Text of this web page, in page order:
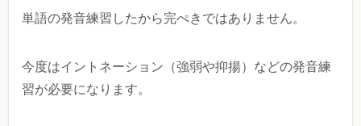
単語の発音練習したから完ぺきではありません。
今度はイントネーション（強弱や抑揚）などの発音練
習が必要になります。